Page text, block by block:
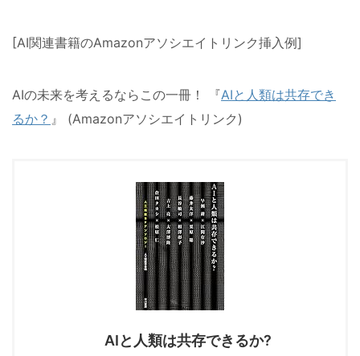
[AI関連書籍のAmazonアソシエイトリンク挿入例]
AIの未来を考えるならこの一冊！ 『AIと人類は共存でき
るか？ 』 (Amazonアソシエイトリンク)
AIと人類は共存できるか?